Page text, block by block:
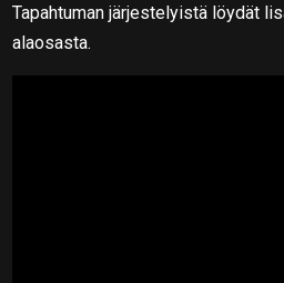
Tapahtuman järjestelyistä löydät
alaosasta.